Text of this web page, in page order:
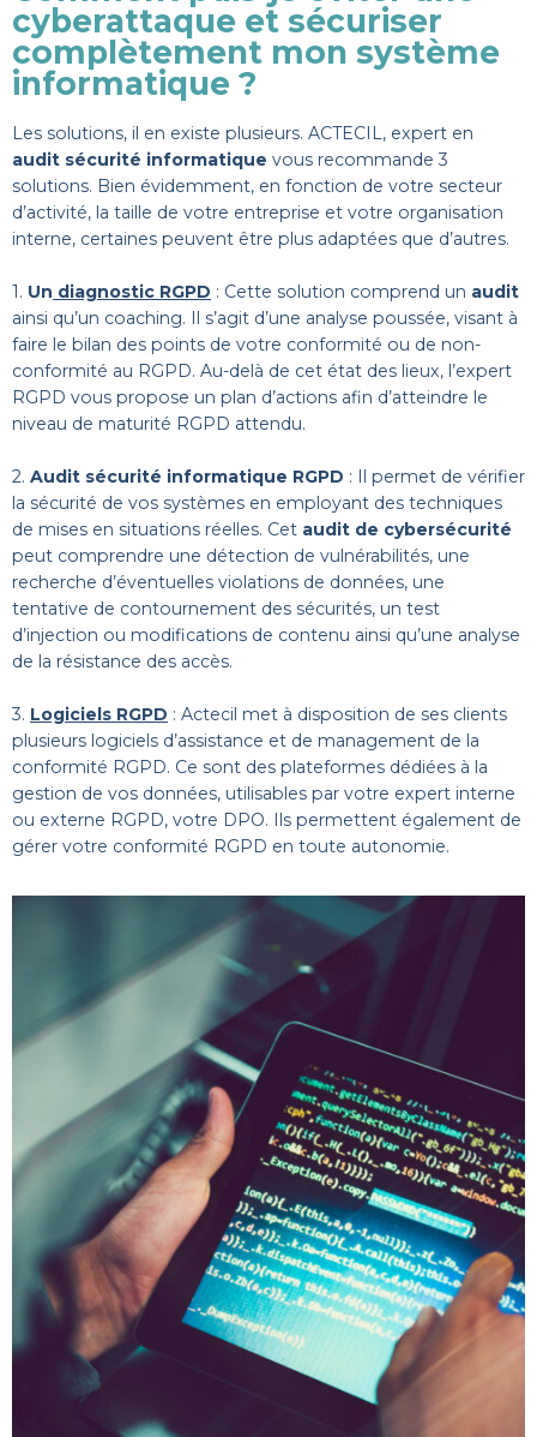
cyberattaque et sécuriser
complètement mon système
informatique ?
Les solutions, il en existe plusieurs. ACTECIL, expert en
audit sécurité informatique vous recommande 3
solutions. Bien évidemment, en fonction de votre secteur
d’activité, la taille de votre entreprise et votre organisation
interne, certaines peuvent être plus adaptées que d’autres.
1. Un diagnostic RGPD : Cette solution comprend un audit
ainsi qu’un coaching. Il s’agit d’une analyse poussée, visant à
faire le bilan des points de votre conformité ou de non-
conformité au RGPD. Au-delà de cet état des lieux, l’expert
RGPD vous propose un plan d’actions afin d’atteindre le
niveau de maturité RGPD attendu.
2. Audit sécurité informatique RGPD : Il permet de vérifier
la sécurité de vos systèmes en employant des techniques
de mises en situations réelles. Cet audit de cybersécurité
peut comprendre une détection de vulnérabilités, une
recherche d’éventuelles violations de données, une
tentative de contournement des sécurités, un test
d’injection ou modifications de contenu ainsi qu’une analyse
de la résistance des accès.
3. Logiciels RGPD : Actecil met à disposition de ses clients
plusieurs logiciels d’assistance et de management de la
conformité RGPD. Ce sont des plateformes dédiées à la
gestion de vos données, utilisables par votre expert interne
ou externe RGPD, votre DPO. Ils permettent également de
gérer votre conformité RGPD en toute autonomie.